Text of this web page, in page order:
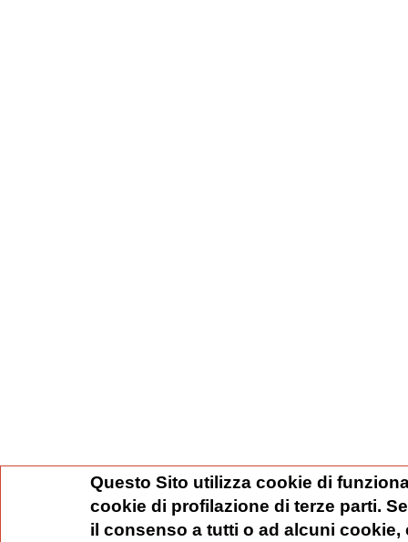
Questo Sito utilizza cookie di
cookie di profilazione di terze parti.
il consenso a tutti o ad alcuni